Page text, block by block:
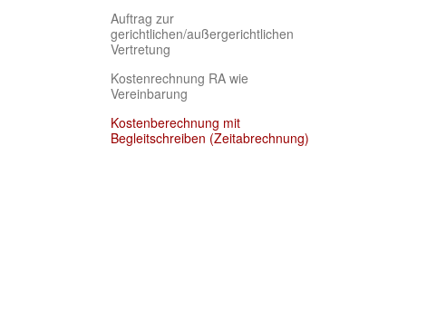
Auftrag zur
gerichtlichen/außergerichtlichen
Vertretung
Kostenrechnung RA wie
Vereinbarung
Kostenberechnung mit
Begleitschreiben (Zeitabrechnung)